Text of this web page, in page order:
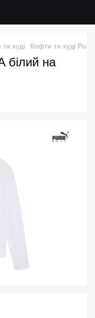
худі Кофти та худі
білий на